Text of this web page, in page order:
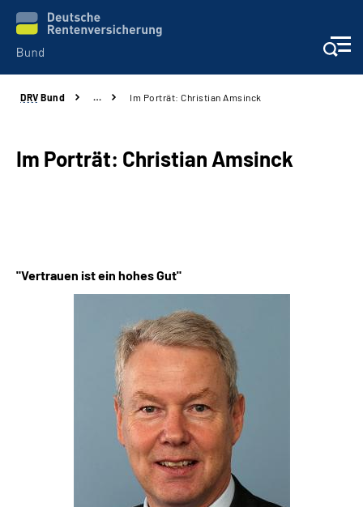
Beratung & Kontakt
Reha-Zentren
Inhalte in Gebärdensprache (DGS)
Leichte Sprache
DRV Bund … Im Porträt: Christian Amsinck
Im Porträt: Christian Amsinck
"Vertrauen ist ein hohes Gut"